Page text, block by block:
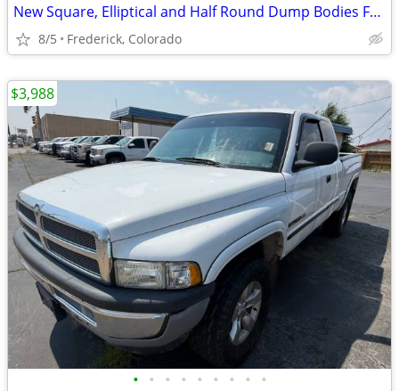
New Square, Elliptical and Half Round Dump Bodies For Sale
8/5 Frederick, Colorado
• • • • • • • • •
$3,988